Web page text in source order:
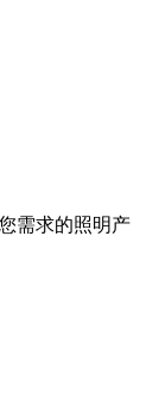
需求的照明产